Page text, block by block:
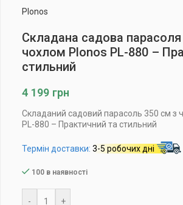
Plonos
Складана садова
чохлом Plonos PL-880 –
стильний
4 199 грн
Складаний садовий парасоль 350 см з
PL-880 – Практичний та стильний
Термін доставки: 3-5 робочих дні
100 в наявності
- +